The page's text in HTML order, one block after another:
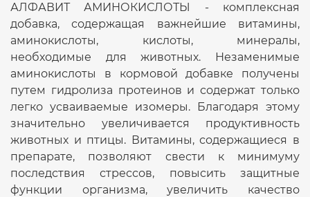
АЛФАВИТ АМИНОКИСЛОТЫ - комплексная
добавка, содержащая важнейшие витамины,
аминокислоты, кислоты, минералы,
необходимые для животных. Незаменимые
аминокислоты в кормовой добавке получены
путем гидролиза протеинов и содержат только
легко усваиваемые изомеры. Благодаря этому
значительно увеличивается продуктивность
животных и птицы. Витамины, содержащиеся в
препарате, позволяют свести к минимуму
последствия стрессов, повысить защитные
функции организма, увеличить качество